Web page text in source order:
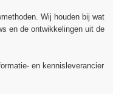
Wij houden bij wat
en de ontwikkelingen uit de
en kennisleverancier